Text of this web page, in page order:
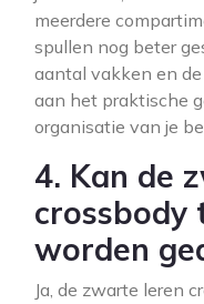
meerdere
spullen nog beter
aantal vakken en
aan het praktische
organisatie van je
4. Kan de
crossbody
worden
Ja, de zwarte leren